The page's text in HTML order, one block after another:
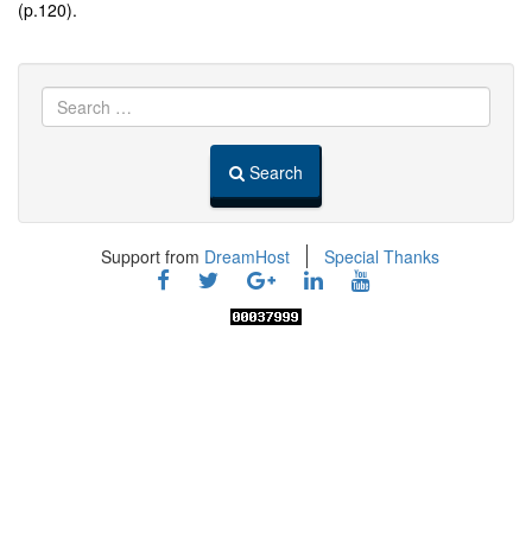
(p.120).
Search
Support from DreamHost
Special Thanks
FacebookTwitter GoogleLinkedInYoutube